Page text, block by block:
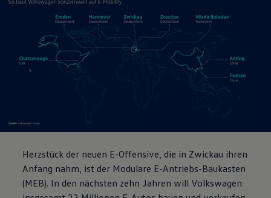
Herzstück der neuen E-Offensive, die in Zwickau ihren
Anfang nahm, ist der Modulare E-Antriebs-Baukasten
(MEB). In den nächsten zehn Jahren will Volkswagen